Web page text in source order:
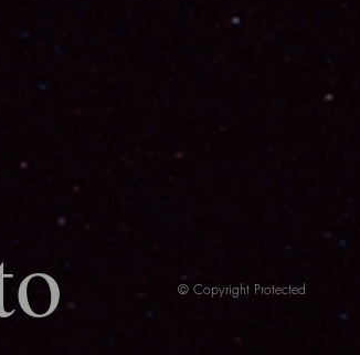
© Copyright Protected